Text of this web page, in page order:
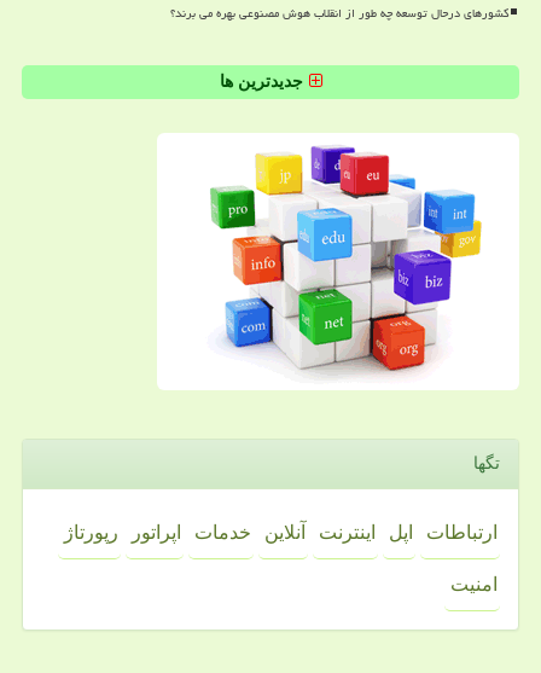
کشورهای درحال توسعه چه طور از انقلاب هوش مصنوعی بهره می برند؟
جدیدترین ها
تگها
ارتباطات اپل اینترنت آنلاین خدمات اپراتور رپورتاژ
امنیت